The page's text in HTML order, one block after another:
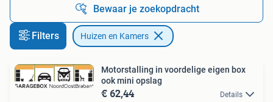
Bewaar je zoekopdracht
Filters Huizen en Kamers
Motorstalling in voordelige eigen box
ook mini opslag
€ 62,44 Details